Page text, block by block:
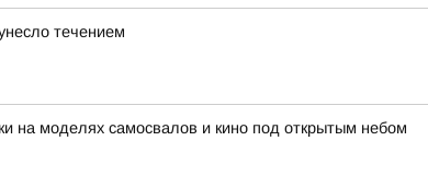
течением
на моделях самосвалов и кино под открытым небом